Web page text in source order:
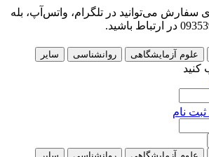
سفارش می‌توانید در تلگرام، واتس‌آپ، بله
علوم آزمایشگاهی روانشناسی سایر
کنید
نام